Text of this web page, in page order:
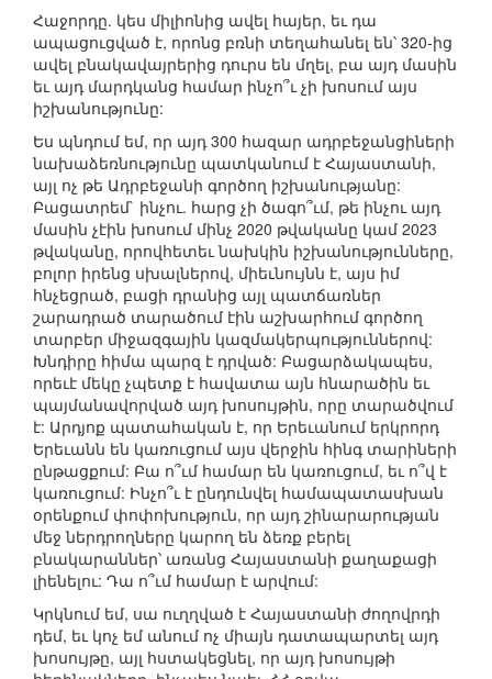
Հաջորդը. կես միլիոնից ավել հայեր, եւ դա
ապացուցված է, որոնց բռնի տեղահանել են՝ 320-ից
ավել բնակավայրերից դուրս են մղել, բա այդ մասին
եւ այդ մարդկանց համար ինչո՞ւ չի խոսում այս
իշխանությունը:
Ես պնդում եմ, որ այդ 300 հազար ադրբեջանցիների
նախաձեռնությունը պատկանում է Հայաստանի,
այլ ոչ թե Ադրբեջանի գործող իշխանությանը:
Բացատրեմ` ինչու. հարց չի ծագո՞ւմ, թե ինչու այդ
մասին չէին խոսում մինչ 2020 թվականը կամ 2023
թվականը, որովհետեւ նախկին իշխանությունները,
բոլոր իրենց սխալներով, միեւնույնն է, այս իմ
հնչեցրած, բացի դրանից այլ պատճառներ
շարադրած տարածում էին աշխարհում գործող
տարբեր միջազգային կազմակերպություններով:
Խնդիրը հիմա պարզ է դրված: Բացարձակապես,
որեւէ մեկը չպետք է հավատա այն հնարածին եւ
պայմանավորված այդ խոսույթին, որը տարածվում
է: Արդյոք պատահական է, որ Երեւանում երկրորդ
Երեւանն են կառուցում այս վերջին հինգ տարիների
ընթացքում: Բա ո՞ւմ համար են կառուցում, եւ ո՞վ է
կառուցում: Ինչո՞ւ է ընդունվել համապատասխան
օրենքում փոփոխություն, որ այդ շինարարության
մեջ ներդրողները կարող են ձեռք բերել
բնակարաններ՝ առանց Հայաստանի քաղաքացի
լիենելու: Դա ո՞ւմ համար է արվում:
Կրկնում եմ, սա ուղղված է Հայաստանի ժողովրդի
դեմ, եւ կոչ եմ անում ոչ միայն դատապարտել այդ
խոսույթը, այլ հստակեցնել, որ այդ խոսույթի